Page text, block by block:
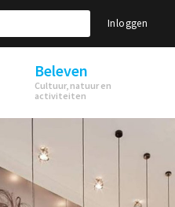
Inloggen
Beleven
Cultuur, natuur en
activiteiten